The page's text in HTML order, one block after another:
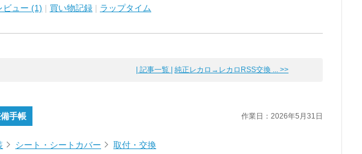
ビュー (1) | 買い物記録 | ラップタイム
| 記事一覧 | 純正レカロ→レカロRSS交換 ... >>
手帳 作業日：2026年5月31日
シート・シートカバー 取付・交換